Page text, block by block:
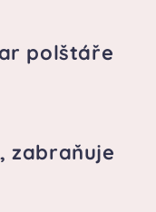
polštáře
zabraňuje